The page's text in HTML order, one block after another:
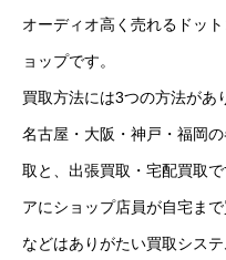
オーディオ高く売れるドッ
ョップです。
買取方法には3つの方法があ
名古屋・大阪・神戸・福岡
取と、出張買取・宅配買取
アにショップ店員が自宅ま
などはありがたい買取シス